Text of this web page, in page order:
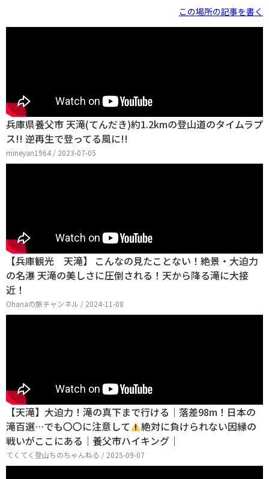
この場所の記事を書く
兵庫県養父市 天滝(てんだき)約1.2kmの登山道のタイムラプ
ス!! 逆再生で登ってる風に!!
mineyan1964 / 2023-07-05
【兵庫観光 天滝】 こんなの見たことない！絶景・大迫力
の名瀑 天滝の美しさに圧倒される！天から降る滝に大接
近！
Ohanaの旅チャンネル / 2024-11-08
【天滝】大迫力！滝の真下まで行ける｜落差98m！日本の
滝百選…でも〇〇に注意して
絶対に負けられない因縁の
戦いがここにある｜養父市ハイキング｜
てくてく登山ちのちゃんねる / 2025-09-07